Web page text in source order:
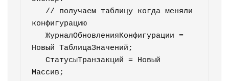
конфигурацию
   ЖурналОбновленияКонфигурации =
Новый ТаблицаЗначений;
   СтатусыТранзакций = Новый
Массив;